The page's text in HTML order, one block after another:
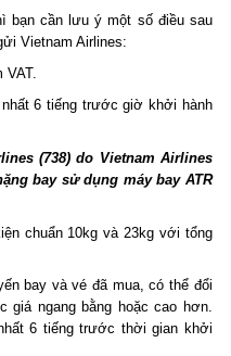
bạn cần lưu ý một số điều sau
Vietnam Airlines:
6 tiếng trước giờ khởi hành
(738) do Vietnam Airlines
bay sử dụng máy bay ATR
chuẩn 10kg và 23kg với tổng
bay và vé đã mua, có thể đổi
ngang bằng hoặc cao hơn.
6 tiếng trước thời gian khởi